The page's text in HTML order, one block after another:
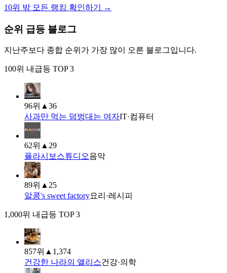
10위 밖 모든 랭킹 확인하기 →
순위 급등 블로그
지난주보다 종합 순위가 가장 많이 오른 블로그입니다.
100위 내 급등 TOP 3
96위 ▲ 36
사과만 먹는 덤벙대는 여자IT·컴퓨터
62위 ▲ 29
플라시보스튜디오음악
89위 ▲ 25
알콩's sweet factory요리·레시피
1,000위 내 급등 TOP 3
857위 ▲ 1,374
건강한 나라의 앨리스건강·의학